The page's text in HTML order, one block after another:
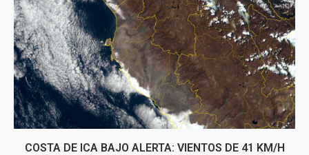
COSTA DE ICA BAJO ALERTA: VIENTOS DE 41 KM/H